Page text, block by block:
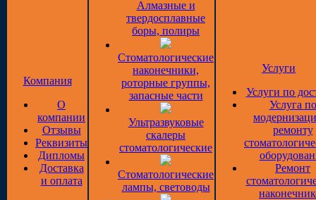
Компания
О
компании
Отзывы
Реквизиты
Дипломы
Доставка
и оплата
Алмазные и
твердосплавные
боры, полиры
Стоматологические
наконечники,
роторные группы,
запасные части
Ультразвуковые
скалеры
стоматологические
Стоматологические
лампы, световоды
Услуги
Услуги по
Услуга по
ремонту
Ремонт